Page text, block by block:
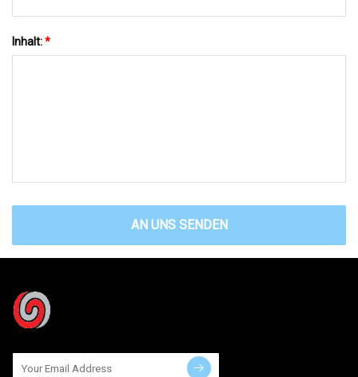
Inhalt:*
AN UNS SENDEN